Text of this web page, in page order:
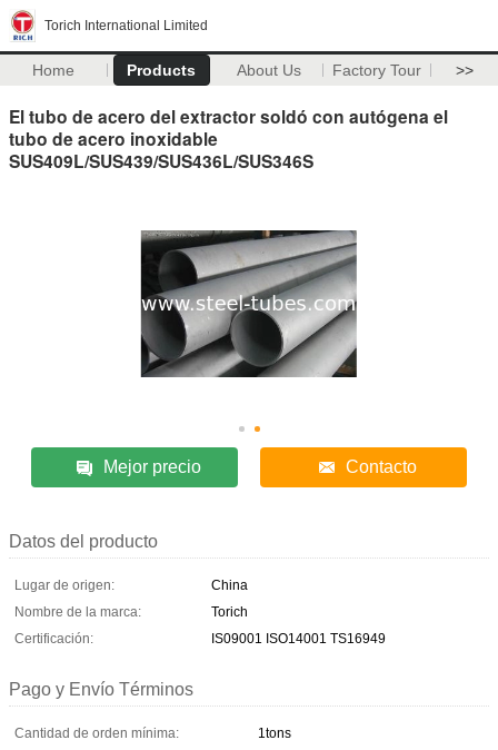
Torich International Limited
Home Products About Us Factory Tour >>
El tubo de acero del extractor soldó con autógena el
tubo de acero inoxidable
SUS409L/SUS439/SUS436L/SUS346S
Mejor precio Contacto
Datos del producto
Lugar de origen:
China
Nombre de la marca:
Torich
Certificación:
IS09001 ISO14001 TS16949
Pago y Envío Términos
Cantidad de orden mínima:
1tons